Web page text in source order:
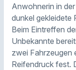
Anwohnerin in
dunkel gekleidete
Beim Eintreffen
Unbekannte
zwei Fahrzeugen
Reifendruck fest.